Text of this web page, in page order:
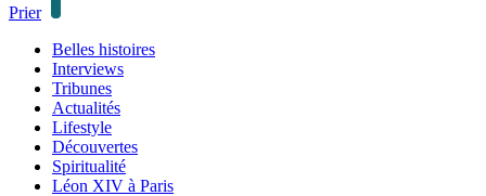
Prier
Belles histoires
Interviews
Tribunes
Actualités
Lifestyle
Découvertes
Spiritualité
Léon XIV à Paris